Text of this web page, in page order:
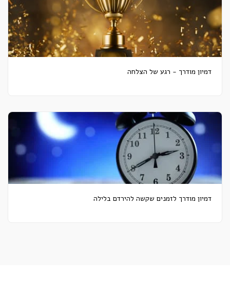
דמיון מודרך - רגע של הצלחה
דמיון מודרך לזמנים שקשה להירדם בלילה